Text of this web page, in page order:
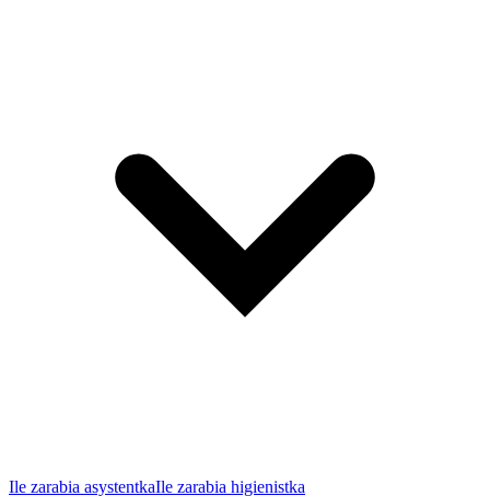
Ile zarabia asystentkaIle zarabia higienistka